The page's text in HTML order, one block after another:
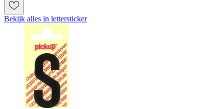
Bekijk alles in lettersticker